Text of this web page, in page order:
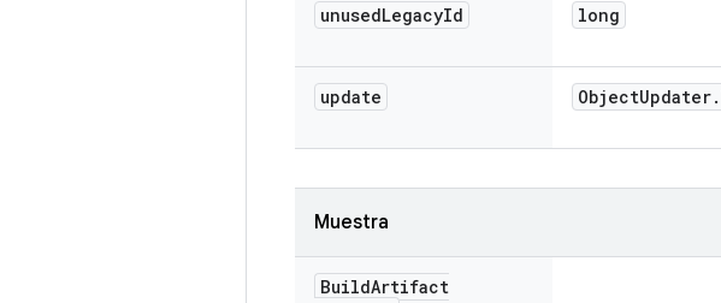
unusedLegacyId long
update ObjectUpdater.
Muestra
BuildArtifact